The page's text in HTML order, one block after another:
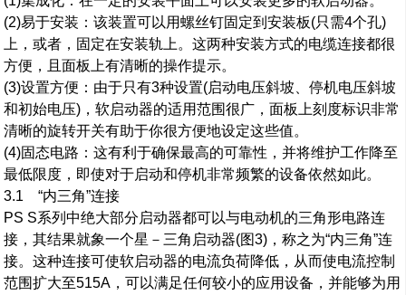
(2)易于安装：该装置可以用螺丝钉固定到安装板(只需4个孔)
上，或者，固定在安装轨上。这两种安装方式的电缆连接都很
方便，且面板上有清晰的操作提示。
(3)设置方便：由于只有3种设置(启动电压斜坡、停机电压斜坡
和初始电压)，软启动器的适用范围很广，面板上刻度标识非常
清晰的旋转开关有助于你很方便地设定这些值。
(4)固态电路：这有利于确保最高的可靠性，并将维护工作降至
最低限度，即使对于启动和停机非常频繁的设备依然如此。
3.1 “内三角”连接
PS S系列中绝大部分启动器都可以与电动机的三角形电路连
接，其结果就象一个星－三角启动器(图3)，称之为“内三角”连
接。这种连接可使软启动器的电流负荷降低，从而使电流控制
范围扩大至515A，可以满足任何较小的应用设备，并能够为用